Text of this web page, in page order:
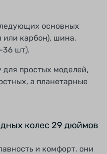
основных
или карбон), шина,
шт).
простых моделей,
а планетарные
колес 29 дюймов
и комфорт, они